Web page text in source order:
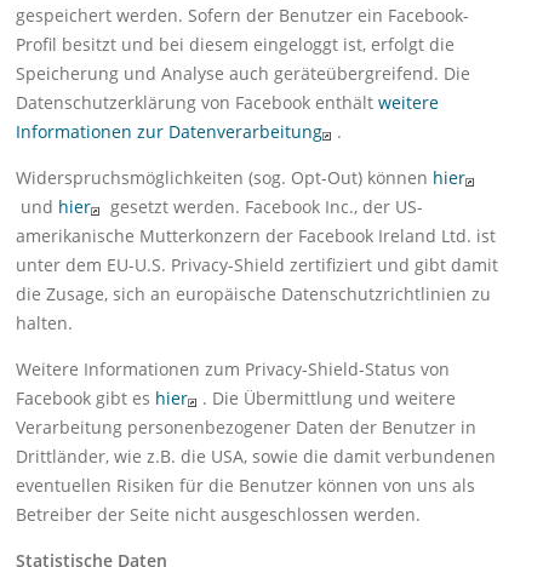
gespeichert werden. Sofern der Benutzer ein Facebook-
Profil besitzt und bei diesem eingeloggt ist, erfolgt die
Speicherung und Analyse auch geräteübergreifend. Die
Datenschutzerklärung von Facebook enthältweitere
Informationen zur Datenverarbeitung
.
Widerspruchsmöglichkeiten (sog. Opt-Out) können hier
und hier
gesetzt werden. Facebook Inc., der US-
amerikanische Mutterkonzern der Facebook Ireland Ltd. ist
unter dem EU-U.S. Privacy-Shield zertifiziert und gibt damit
die Zusage, sich an europäische Datenschutzrichtlinien zu
halten.
Weitere Informationen zum Privacy-Shield-Status von
Facebook gibt es hier
. Die Übermittlung und weitere
Verarbeitung personenbezogener Daten der Benutzer in
Drittländer, wie z.B. die USA, sowie die damit verbundenen
eventuellen Risiken für die Benutzer können von uns als
Betreiber der Seite nicht ausgeschlossen werden.
Statistische Daten